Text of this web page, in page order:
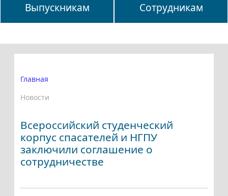
Выпускникам Сотрудникам
Главная
Новости
Всероссийский студенческий
корпус спасателей и НГПУ
заключили соглашение о
сотрудничестве